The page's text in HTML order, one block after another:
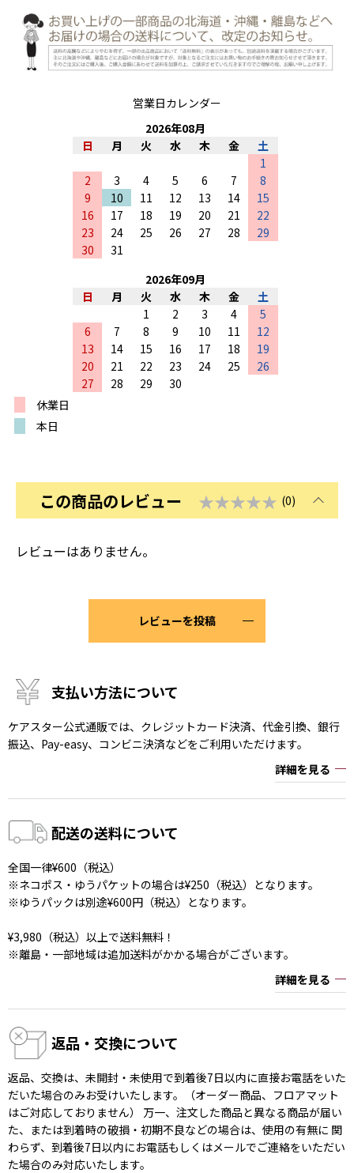
営業日カレンダー
2026年08月
日
月 火 水 木 金
土
1
2
3 4 5 6 7
8
9
10 11 12 13 14
15
16
17 18 19 20 21
22
23
24 25 26 27 28
29
30
31
2026年09月
日
月 火 水 木 金
土
1
2 3 4
5
6
7 8 9 10 11
12
13
14 15 16 17 18
19
20
21 22 23 24 25
26
27
28 29
30
休業日
本日
この商品のレビュー ★★★★★ (0)
レビューはありません。
レビューを投稿
支払い方法について
ケアスター公式通販では、クレジットカード決済、代金引換、銀行
振込、Pay-easy、コンビニ決済などをご利用いただけます。
詳細を見る
配送の送料について
全国一律¥600（税込）
※ネコポス・ゆうパケットの場合は¥250（税込）となります。
※ゆうパックは別途¥600円（税込）となります。
¥3,980（税込）以上で送料無料！
※離島・一部地域は追加送料がかかる場合がございます。
詳細を見る
返品・交換について
返品、交換は、未開封・未使用で到着後7日以内に直接お電話をいた
だいた場合のみお受けいたします。（オーダー商品、フロアマット
はご対応しておりません） 万一、注文した商品と異なる商品が届い
た、または到着時の破損・初期不良などの場合は、使用の有無に 関
わらず、到着後7日以内にお電話もしくはメールでご連絡をいただい
た場合のみ対応いたします。